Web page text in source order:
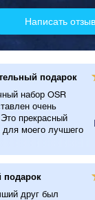
Написать отзыв
подарок
набор OSR
очень
прекрасный
для моего лучшего
друг был